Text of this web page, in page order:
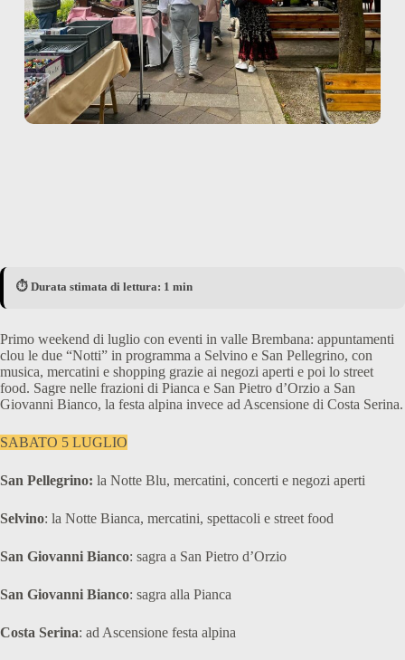
⏱️ Durata stimata di lettura: 1 min
Primo weekend di luglio con eventi in valle Brembana: appuntamenti
clou le due “Notti” in programma a Selvino e San Pellegrino, con
musica, mercatini e shopping grazie ai negozi aperti e poi lo street
food. Sagre nelle frazioni di Pianca e San Pietro d’Orzio a San
Giovanni Bianco, la festa alpina invece ad Ascensione di Costa Serina.
SABATO 5 LUGLIO
San Pellegrino: la Notte Blu, mercatini, concerti e negozi aperti
Selvino: la Notte Bianca, mercatini, spettacoli e street food
San Giovanni Bianco: sagra a San Pietro d’Orzio
San Giovanni Bianco: sagra alla Pianca
Costa Serina: ad Ascensione festa alpina